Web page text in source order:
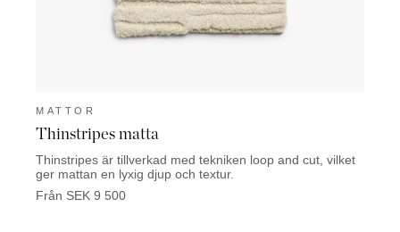
MATTOR
Thinstripes matta
Thinstripes är tillverkad med tekniken loop and cut, vilket
ger mattan en lyxig djup och textur.
Från SEK 9 500